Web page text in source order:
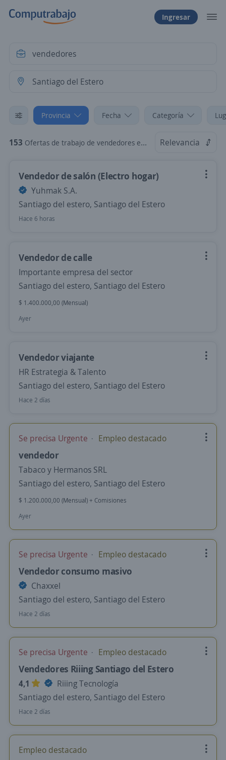
Ingresar
Provincia Fecha Categoría
153 Ofertas de trabajo de vendedores en Santiago del Estero Relevancia
Vendedor de salón (Electro hogar)
Yuhmak S.A.
Santiago del estero, Santiago del Estero
Hace 6 horas
Vendedor de calle
Importante empresa del sector
Santiago del estero, Santiago del Estero
$ 1.400.000,00 (Mensual)
Ayer
Vendedor viajante
HR Estrategia & Talento
Santiago del estero, Santiago del Estero
Hace 2 días
Se precisa Urgente Empleo destacado
vendedor
Tabaco y Hermanos SRL
Santiago del estero, Santiago del Estero
$ 1.200.000,00 (Mensual) + Comisiones
Ayer
Se precisa Urgente Empleo destacado
Vendedor consumo masivo
Chaxxel
Santiago del estero, Santiago del Estero
Hace 2 días
Se precisa Urgente Empleo destacado
Vendedores Riiing Santiago del Estero
4,1
Riiing Tecnología
Santiago del estero, Santiago del Estero
Hace 2 días
Empleo destacado